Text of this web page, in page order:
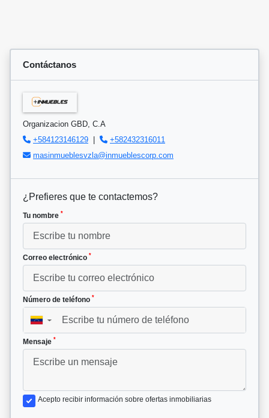
Contáctanos
Organizacion GBD, C.A
+584123146129 |
+582432316011
masinmueblesvzla@inmueblescorp.com
¿Prefieres que te contactemos?
Tu nombre *
Correo electrónico *
Número de teléfono *
▼
Mensaje *
Acepto recibir información sobre ofertas inmobiliarias